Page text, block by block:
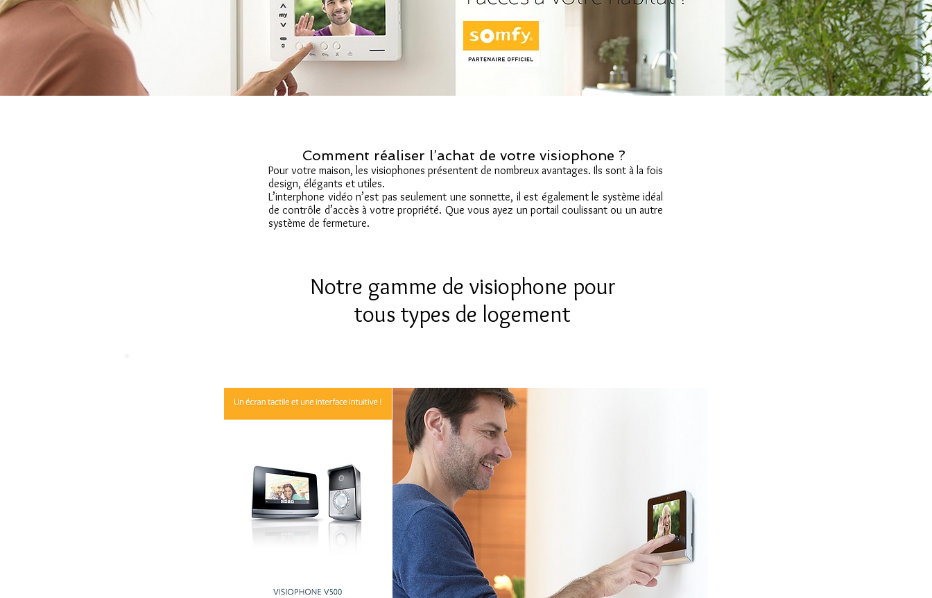
Comment réaliser l’achat de votre visiophone ?
Pour votre maison, les visiophones présentent de nombreux avantages. Ils sont à la fois
design, élégants et utiles.
L’interphone vidéo n’est pas seulement une sonnette, il est également le système idéal
de contrôle d’accès à votre propriété. Que vous ayez un portail coulissant ou un autre
système de fermeture.
Notre gamme de visiophone pour
tous types de logement